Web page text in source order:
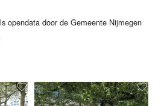
opendata door de Gemeente Nijmegen